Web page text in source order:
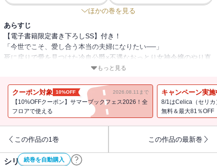
ほかの巻を見る
あらすじ
【電子書籍限定書き下ろしSS】付き！
「今世でこそ、愛し合う本当の夫婦になりたい──」
死に戻りで愛を見つけた冷血公爵×不遇なおっとり女神令嬢のやり直
し溺愛ファンタジー、感涙必至の第二巻！
書き下ろし番外編＆コミカライズ1話試し読みを特別収録！
書籍収録書き下ろしSS「あの時の君に ～アレクシア公爵～」
【あらすじ】
もっと見る
クーポン対象 10%OFF 2026.08.11まで
【10%OFFクーポン】サマーブックフェス2026！全
フロアで使える
キャンペーン実施
8/1はCelica（セリ
無料＆最大81％OFF
この作品の1巻 この作品の最新巻
続巻を自動購入
シリーズ作品(4件)